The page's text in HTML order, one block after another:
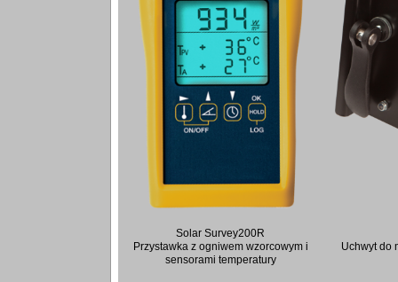
Solar Survey200R
Przystawka z ogniwem wzorcowym i
sensorami temperatury
Uchwyt do